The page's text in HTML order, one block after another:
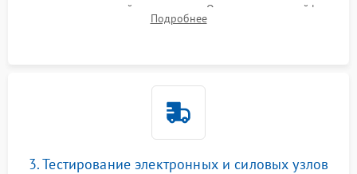
стеклокерамической поверхности. Отсоединение шлейфов
сенсорного блока для доступа к силовым платам, катушкам
Подробнее
3. Тестирование электронных и силовых узлов